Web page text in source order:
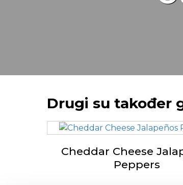
Drugi su također
Cheddar Cheese
Peppers